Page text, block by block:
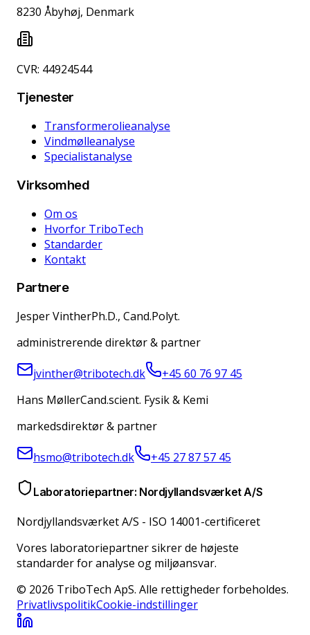
8230 Åbyhøj, Denmark
CVR: 44924544
Tjenester
Transformerolieanalyse
Vindmølleanalyse
Specialistanalyse
Virksomhed
Om os
Hvorfor TriboTech
Standarder
Kontakt
Partnere
Jesper VintherPh.D., Cand.Polyt.
administrerende direktør & partner
jvinther@tribotech.dk
+45 60 76 97 45
Hans MøllerCand.scient. Fysik & Kemi
markedsdirektør & partner
hsmo@tribotech.dk +45 27 87 57 45
Laboratoriepartner: Nordjyllandsværket A/S
Nordjyllandsværket A/S - ISO 14001-certificeret
Vores laboratoriepartner sikrer de højeste
standarder for analyse og miljøansvar.
© 2026 TriboTech ApS. Alle rettigheder forbeholdes.
PrivatlivspolitikCookie-indstillinger